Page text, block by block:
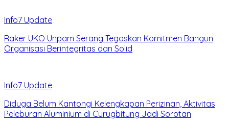
Info7 Update
Raker UKO Unpam Serang Tegaskan Komitmen Bangun
Organisasi Berintegritas dan Solid
Info7 Update
Diduga Belum Kantongi Kelengkapan Perizinan, Aktivitas
Peleburan Aluminium di Curugbitung Jadi Sorotan